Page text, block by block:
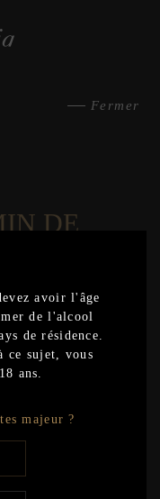
Fermer
DE
avoir l'âge
de l'alcool
de résidence.
ce sujet, vous
ans.
majeur ?